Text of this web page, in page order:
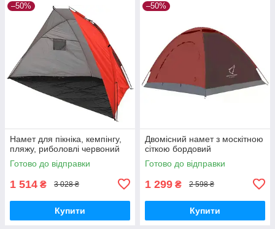
–50%
Намет для пікніка, кемпінгу,
пляжу, риболовлі червоний
Готово до відправки
1 514 ₴ 3 028 ₴
Купити
–50%
Двомісний намет з москітною
сіткою бордовий
Готово до відправки
1 299 ₴ 2 598 ₴
Купити